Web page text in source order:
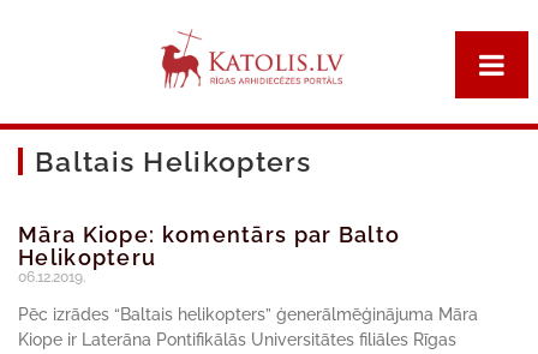
Baltais Helikopters
Māra Kiope: komentārs par Balto
Helikopteru
06.12.2019.
Pēc izrādes “Baltais helikopters” ģenerālmēģinājuma Māra
Kiope ir Laterāna Pontifikālās Universitātes filiāles Rīgas